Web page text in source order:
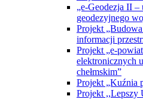
„e-Geodezja II –
geodezyjnego
Projekt
informacji
Projekt „e-
elektronicznych
chełmskim”
Projekt „Kuźnia
Projekt ,,Lepszy